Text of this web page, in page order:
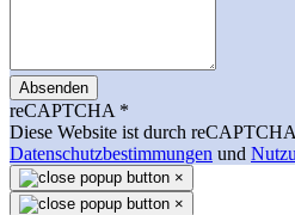
Absenden
reCAPTCHA *
Diese Website ist durch
Datenschutzbestimmungen und
×
×